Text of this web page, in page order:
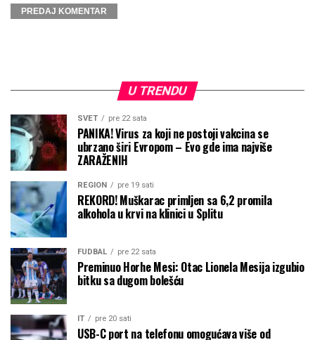
U TRENDU
SVET pre 22 sata
PANIKA! Virus za koji ne postoji vakcina se
ubrzano širi Evropom – Evo gde ima najviše
ZARAŽENIH
REGION pre 19 sati
REKORD! Muškarac primljen sa 6,2 promila
alkohola u krvi na klinici u Splitu
FUDBAL pre 22 sata
Preminuo Horhe Mesi: Otac Lionela Mesija izgubio
bitku sa dugom bolešću
IT pre 20 sati
USB-C port na telefonu omogućava više od